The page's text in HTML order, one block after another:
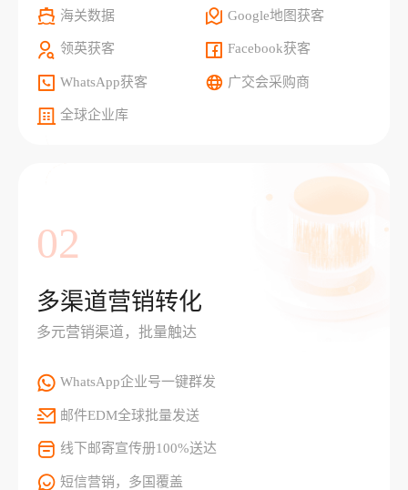
海关数据 Google地图获客
领英获客 Facebook获客
WhatsApp获客 广交会采购商
全球企业库
02
多渠道营销转化
多元营销渠道，批量触达
WhatsApp企业号一键群发
邮件EDM全球批量发送
线下邮寄宣传册100%送达
短信营销，多国覆盖